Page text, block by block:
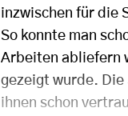
inzwischen für die
So konnte man
Arbeiten abliefern
gezeigt wurde. Die
ihnen schon